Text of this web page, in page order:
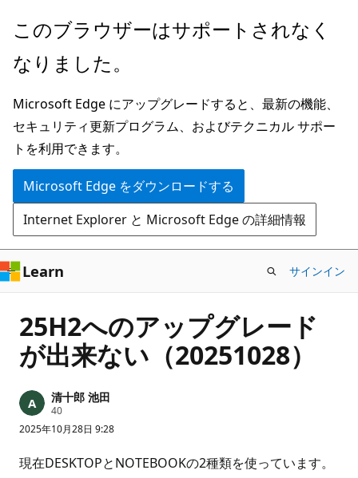
メ
ン
ン
テ
ン
ツ
に
ス
キ
ッ
プ
このブラウザーはサポートされなく
なりました。
Microsoft Edge にアップグレードすると、最新の機能、
セキュリティ更新プログラム、およびテクニカル サポー
トを利用できます。
Microsoft Edge をダウンロードする
Internet Explorer と Microsoft Edge の詳細情報
Learn サインイン
25H2へのアップグレード
が出来ない（20251028）
清十郎 池田
40評
価
の
イ
ン
2025年10月28日 9:28
現在DESKTOPとNOTEBOOKの2種類を使っています。